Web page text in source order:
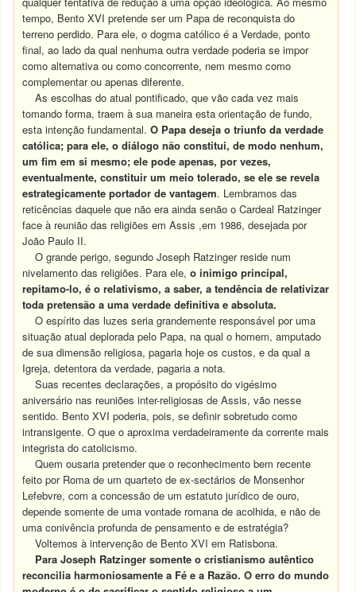
tempo, Bento XVI pretende ser um Papa de reconquista do
terreno perdido. Para ele, o dogma católico é a Verdade, ponto
final, ao lado da qual nenhuma outra verdade poderia se impor
como alternativa ou como concorrente, nem mesmo como
complementar ou apenas diferente.
As escolhas do atual pontificado, que vão cada vez mais
tomando forma, traem à sua maneira esta orientação de fundo,
esta intenção fundamental.O Papa deseja o triunfo da verdade
católica; para ele, o diálogo não constitui, de modo nenhum,
um fim em si mesmo; ele pode apenas, por vezes,
eventualmente, constituir um meio tolerado, se ele se revela
estrategicamente portador de vantagem. Lembramos das
reticências daquele que não era ainda senão o Cardeal Ratzinger
face à reunião das religiões em Assis ,em 1986, desejada por
João Paulo II.
O grande perigo, segundo Joseph Ratzinger reside num
nivelamento das religiões. Para ele,o inimigo principal,
repitamo-lo, é o relativismo, a saber, a tendência de relativizar
toda pretensão a uma verdade definitiva e absoluta.
O espírito das luzes seria grandemente responsável por uma
situação atual deplorada pelo Papa, na qual o homem, amputado
de sua dimensão religiosa, pagaria hoje os custos, e da qual a
Igreja, detentora da verdade, pagaria a nota.
Suas recentes declarações, a propósito do vigésimo
aniversário nas reuniões inter-religiosas de Assis, vão nesse
sentido. Bento XVI poderia, pois, se definir sobretudo como
intransigente. O que o aproxima verdadeiramente da corrente mais
integrista do catolicismo.
Quem ousaria pretender que o reconhecimento bem recente
feito por Roma de um quarteto de ex-sectários de Monsenhor
Lefebvre, com a concessão de um estatuto jurídico de ouro,
depende somente de uma vontade romana de acolhida, e não de
uma conivência profunda de pensamento e de estratégia?
Voltemos à intervenção de Bento XVI em Ratisbona.
Para Joseph Ratzinger somente o cristianismo autêntico
reconcilia harmoniosamente a Fé e a Razão. O erro do mundo